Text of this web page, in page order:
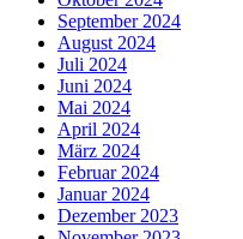
September 2024
August 2024
Juli 2024
Juni 2024
Mai 2024
April 2024
März 2024
Februar 2024
Januar 2024
Dezember 2023